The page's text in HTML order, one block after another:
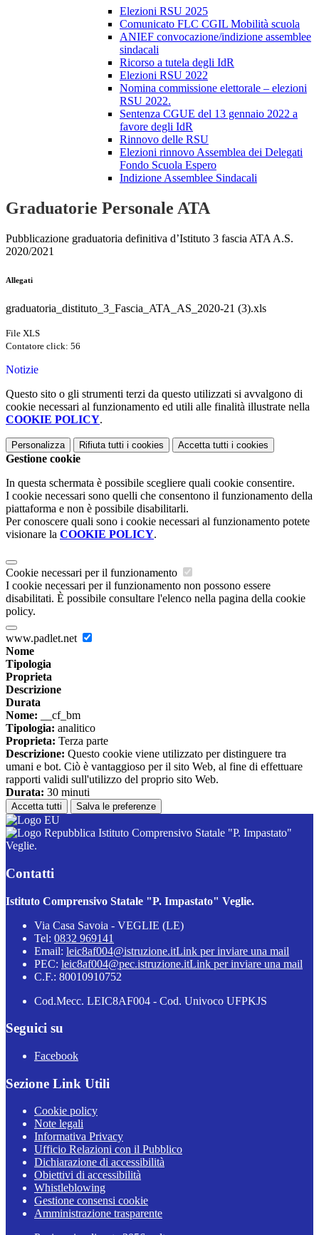
Elezioni RSU 2025
Comunicato FLC CGIL Mobilità scuola
ANIEF convocazione/indizione assemblee
sindacali
Ricorso a tutela degli IdR
Elezioni RSU 2022
Nomina commissione elettorale – elezioni
RSU 2022.
Sentenza CGUE del 13 gennaio 2022 a
favore degli IdR
Rinnovo delle RSU
Elezioni rinnovo Assemblea dei Delegati
Fondo Scuola Espero
Indizione Assemblee Sindacali
Graduatorie Personale ATA
Pubblicazione graduatoria definitiva d’Istituto 3 fascia ATA A.S.
2020/2021
Allegati
graduatoria_distituto_3_Fascia_ATA_AS_2020-21 (3).xls
File XLS
Contatore click: 56
Notizie
Questo sito o gli strumenti terzi da questo utilizzati si avvalgono di
cookie necessari al funzionamento ed utili alle finalità illustrate nella
COOKIE POLICY.
Personalizza Rifiuta tutti i cookies Accetta tutti i cookies
Gestione cookie
In questa schermata è possibile scegliere quali cookie consentire.
I cookie necessari sono quelli che consentono il funzionamento della
piattaforma e non è possibile disabilitarli.
Per conoscere quali sono i cookie necessari al funzionamento potete
visionare la COOKIE POLICY.
Cookie necessari per il funzionamento
I cookie necessari per il funzionamento non possono essere
disabilitati. È possibile consultare l'elenco nella pagina della cookie
policy.
www.padlet.net
Nome
Tipologia
Proprieta
Descrizione
Durata
Nome: __cf_bm
Tipologia: analitico
Proprieta: Terza parte
Descrizione: Questo cookie viene utilizzato per distinguere tra
umani e bot. Ciò è vantaggioso per il sito Web, al fine di effettuare
rapporti validi sull'utilizzo del proprio sito Web.
Durata: 30 minuti
Accetta tutti Salva le preferenze
Istituto Comprensivo Statale "P. Impastato"
Veglie.
Contatti
Istituto Comprensivo Statale "P. Impastato" Veglie.
Via Casa Savoia - VEGLIE (LE)
Tel: 0832 969141
Email: leic8af004@istruzione.itLink per inviare una mail
PEC: leic8af004@pec.istruzione.itLink per inviare una mail
C.F.: 80010910752
Cod.Mecc. LEIC8AF004 - Cod. Univoco UFPKJS
Seguici su
Facebook
Sezione Link Utili
Cookie policy
Note legali
Informativa Privacy
Ufficio Relazioni con il Pubblico
Dichiarazione di accessibilità
Obiettivi di accessibilità
Whistleblowing
Gestione consensi cookie
Amministrazione trasparente